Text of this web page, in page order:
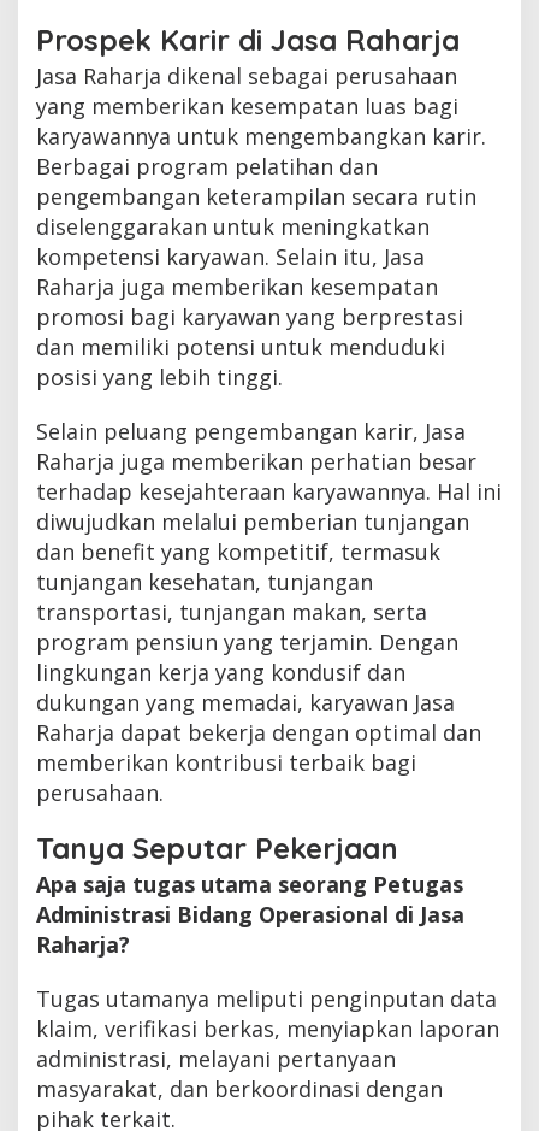
Prospek Karir di Jasa Raharja
Jasa Raharja dikenal sebagai perusahaan
yang memberikan kesempatan luas bagi
karyawannya untuk mengembangkan karir.
Berbagai program pelatihan dan
pengembangan keterampilan secara rutin
diselenggarakan untuk meningkatkan
kompetensi karyawan. Selain itu, Jasa
Raharja juga memberikan kesempatan
promosi bagi karyawan yang berprestasi
dan memiliki potensi untuk menduduki
posisi yang lebih tinggi.
Selain peluang pengembangan karir, Jasa
Raharja juga memberikan perhatian besar
terhadap kesejahteraan karyawannya. Hal ini
diwujudkan melalui pemberian tunjangan
dan benefit yang kompetitif, termasuk
tunjangan kesehatan, tunjangan
transportasi, tunjangan makan, serta
program pensiun yang terjamin. Dengan
lingkungan kerja yang kondusif dan
dukungan yang memadai, karyawan Jasa
Raharja dapat bekerja dengan optimal dan
memberikan kontribusi terbaik bagi
perusahaan.
Tanya Seputar Pekerjaan
Apa saja tugas utama seorang Petugas
Administrasi Bidang Operasional di Jasa
Raharja?
Tugas utamanya meliputi penginputan data
klaim, verifikasi berkas, menyiapkan laporan
administrasi, melayani pertanyaan
masyarakat, dan berkoordinasi dengan
pihak terkait.